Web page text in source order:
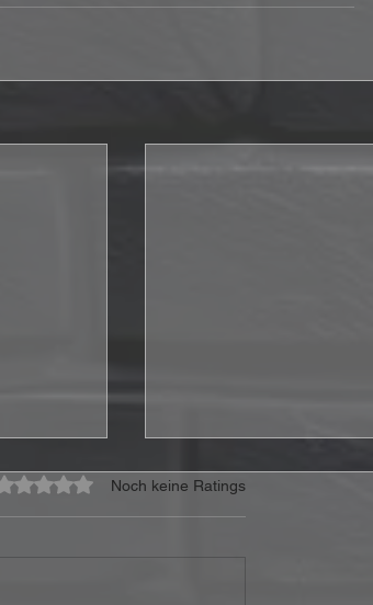
0 von 5 Sternen bewertet.
Noch keine Ratings